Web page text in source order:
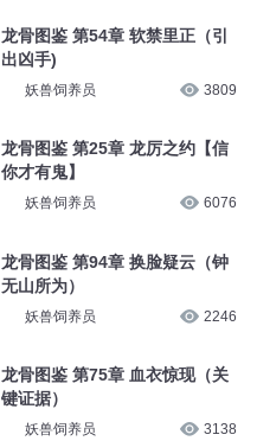
龙骨图鉴 第54章 软禁里正（引
出凶手)
妖兽饲养员 3809
龙骨图鉴 第25章 龙厉之约【信
你才有鬼】
妖兽饲养员 6076
龙骨图鉴 第94章 换脸疑云（钟
无山所为）
妖兽饲养员 2246
龙骨图鉴 第75章 血衣惊现（关
键证据）
妖兽饲养员 3138